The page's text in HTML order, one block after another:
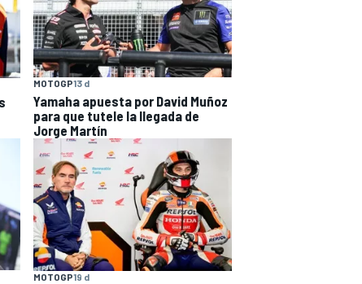
MOTOGP13 d
Yamaha apuesta por David Muñoz
para que tutele la llegada de
Jorge Martín
MOTOGP19 d